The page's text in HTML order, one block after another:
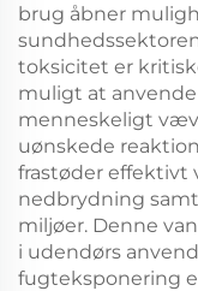
brug åbner
toksicitet er
muligt at
menneskeligt
uønskede
frastøder effektivt
nedbrydning
miljøer. Denne
i udendørs
fugteksponering